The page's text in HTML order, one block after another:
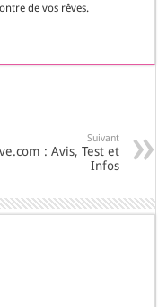
de vos rêves.
Suivant
: Avis, Test et
Infos